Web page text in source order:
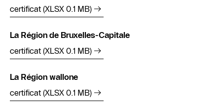
certificat (XLSX 0.1 MB)
La Région de Bruxelles-Capitale
certificat (XLSX 0.1 MB)
La Région wallone
certificat (XLSX 0.1 MB)